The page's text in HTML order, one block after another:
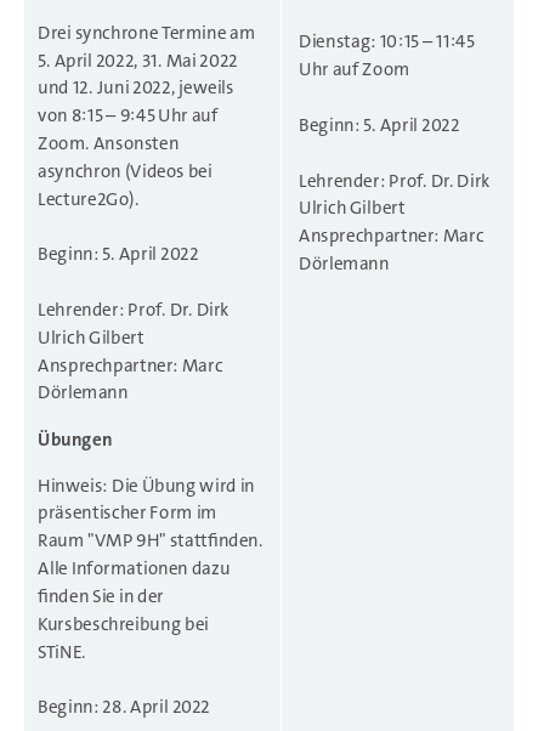
Drei synchrone Termine am
5. April 2022, 31. Mai 2022
und 12. Juni 2022, jeweils
von 8:15 – 9:45 Uhr auf
Zoom. Ansonsten
asynchron (Videos bei
Lecture2Go).
Beginn: 5. April 2022
Lehrender: Prof. Dr. Dirk
Ulrich Gilbert
Ansprechpartner: Marc
Dörlemann
Übungen
Hinweis: Die Übung wird in
präsentischer Form im
Raum "VMP 9H" stattfinden.
Alle Informationen dazu
finden Sie in der
Kursbeschreibung bei
STiNE.
Beginn: 28. April 2022
Dienstag: 10:15 – 11:45
Uhr auf Zoom
Beginn: 5. April 2022
Lehrender: Prof. Dr. Dirk
Ulrich Gilbert
Ansprechpartner: Marc
Dörlemann